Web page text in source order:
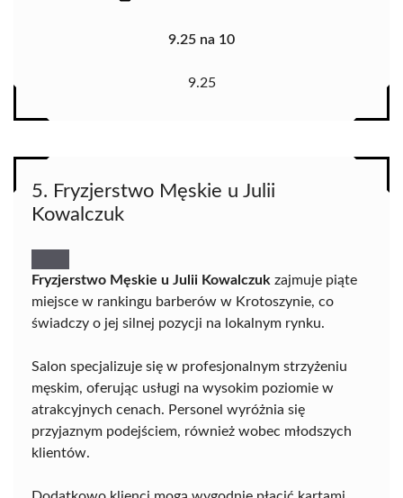
9.25 na 10
9.25
5. Fryzjerstwo Męskie u Julii
Kowalczuk
Fryzjerstwo Męskie u Julii Kowalczuk zajmuje piąte
miejsce w rankingu barberów w Krotoszynie, co
świadczy o jej silnej pozycji na lokalnym rynku.
Salon specjalizuje się w profesjonalnym strzyżeniu
męskim, oferując usługi na wysokim poziomie w
atrakcyjnych cenach. Personel wyróżnia się
przyjaznym podejściem, również wobec młodszych
klientów.